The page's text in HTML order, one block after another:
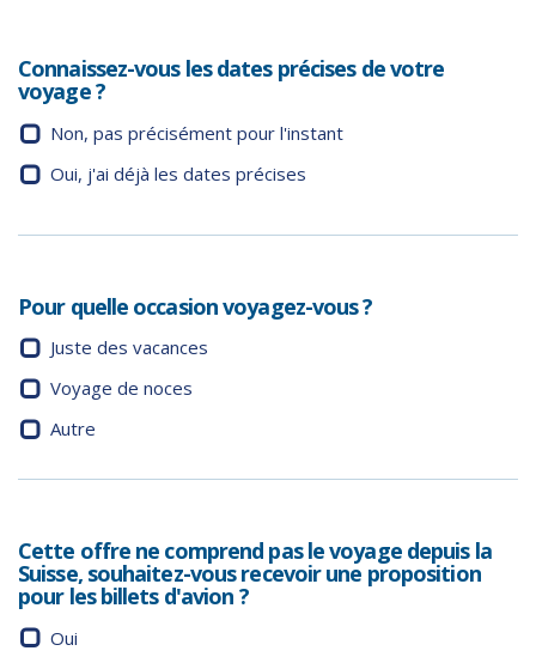
Connaissez-vous les dates précises de votre
voyage ?
Non, pas précisément pour l'instant
Oui, j'ai déjà les dates précises
Pour quelle occasion voyagez-vous ?
Juste des vacances
Voyage de noces
Autre
Cette offre ne comprend pas le voyage depuis la
Suisse, souhaitez-vous recevoir une proposition
pour les billets d'avion ?
Oui